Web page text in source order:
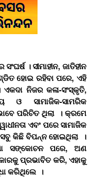
। ସୀମାହୀନ, ଜାତିହୀନ
ହୋଇ ରହିବା ପରେ, ଏହି
ନିଜର କଳା-ସଂସ୍କୃତି,
ଓ ସାମାଜିକ-ସାମରିକ
ପରିଚିତ ଥିଲା । କ୍ରମେ
ଏବଂ ପରେ ସାମାଜିକ
କିଛି ବିପନ୍ନ ହୋଇଥିଲା ।
ସଙ୍କୋଚନ ପରେ, ଅଣ
ପ୍ରଭାବିତ କରି, ଏହାକୁ
କରିଥିଲେ ।